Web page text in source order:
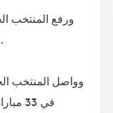
الترتيب بفارق نقطتين عن بوركينافاسو.
وواصل المنتخب
في